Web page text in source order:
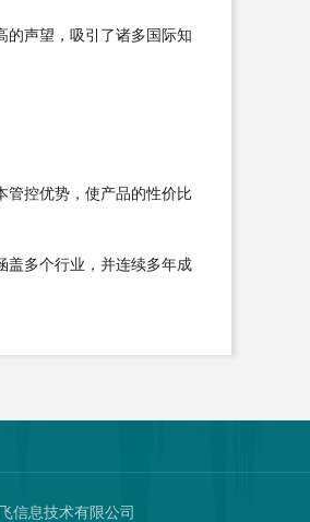
的声望，吸引了诸多国际知
管控优势，使产品的性价比
盖多个行业，并连续多年成
信息技术有限公司